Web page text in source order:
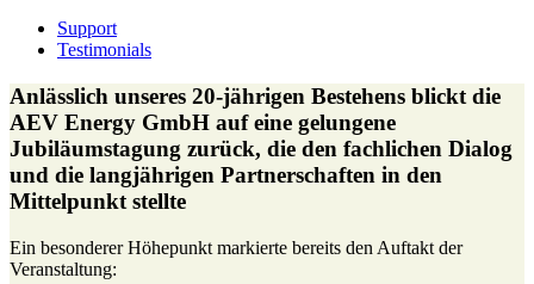
Support
Testimonials
Anlässlich unseres 20-jährigen Bestehens blickt die
AEV Energy GmbH auf eine gelungene
Jubiläumstagung zurück, die den fachlichen Dialog
und die langjährigen Partnerschaften in den
Mittelpunkt stellte
Ein besonderer Höhepunkt markierte bereits den Auftakt der
Veranstaltung: